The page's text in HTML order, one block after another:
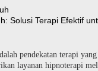
Solusi Terapi Efektif
pendekatan terapi
layanan hipnoterapi